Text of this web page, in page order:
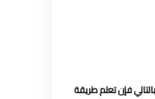
فإن تعلم طريقة